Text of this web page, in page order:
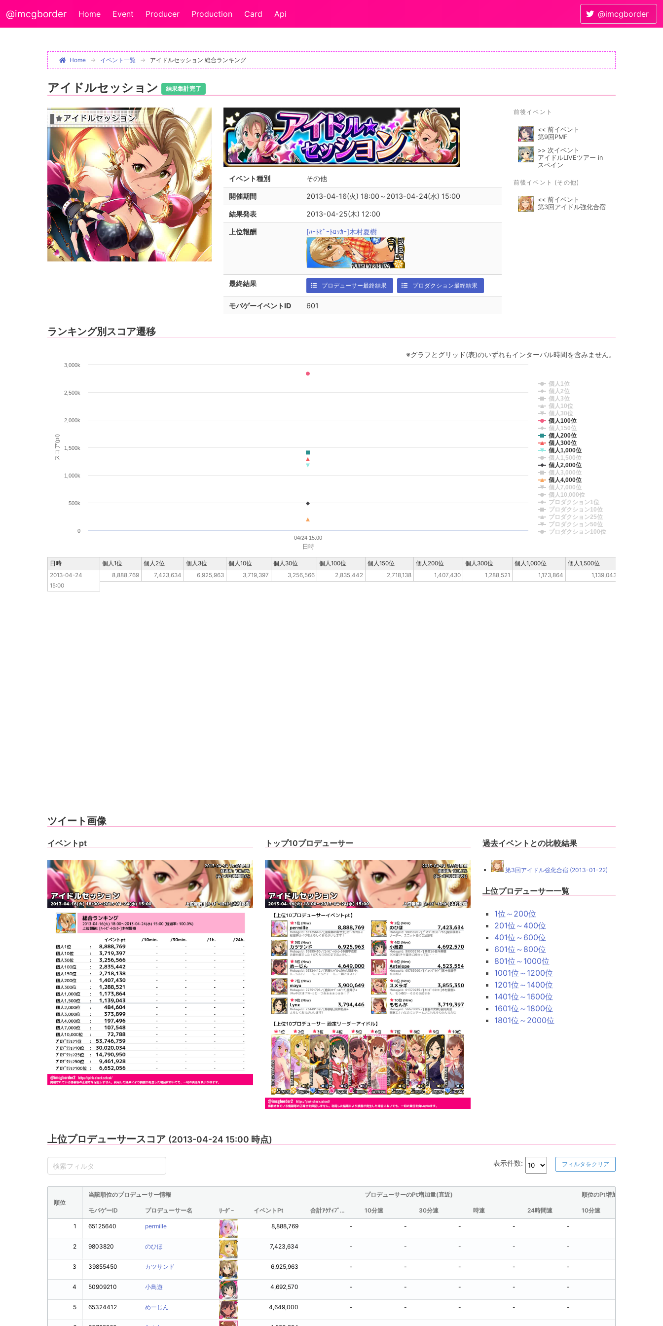
@imcgborder Home Event Producer Production Card Api @imcgborder
Home イベント一覧 アイドルセッション 総合ランキング
アイドルセッション 結果集計完了
イベント種別 その他
開催期間 2013-04-16(火) 18:00～2013-04-24(水) 15:00
結果発表 2013-04-25(木) 12:00
上位報酬 [ﾊｰﾄﾋﾞｰﾄﾛｯｶｰ]木村夏樹
最終結果 プロデューサー最終結果 プロダクション最終結果
モバゲーイベントID 601
前後イベント
<< 前イベント
第9回PMF
>> 次イベント
アイドルLIVEツアー in
スペイン
前後イベント (その他)
<< 前イベント
第3回アイドル強化合宿
ランキング別スコア遷移
※グラフとグリッド(表)のいずれもインターバル時間を含みません。
日時
スコア(pt)
個人1位
個人2位
個人3位
個人10位
個人30位
個人100位
個人150位
個人200位
個人300位
個人1,000位
個人1,500位
個人2,000位
個人3,000位
個人4,000位
個人7,000位
個人10,000位
プロダクション1位
プロダクション10位
プロダクション25位
プロダクション50位
プロダクション100位
04/24 15:00
0
500k
1,000k
1,500k
2,000k
2,500k
3,000k
2013-04-24 15:00 8,888,769 7,423,634 6,925,963 3,719,397 3,256,566 2,835,442 2,718,138 1,407,430 1,288,521 1,173,864 1,139,043
日時 個人1位 個人2位 個人3位 個人10位 個人30位 個人100位 個人150位 個人200位 個人300位 個人1,000位 個人1,500位
2013-04-24
15:00
日時
ツイート画像
イベントpt トップ10プロデューサー 過去イベントとの比較結果
第3回アイドル強化合宿 (2013-01-22)
上位プロデューサー一覧
1位～200位
201位～400位
401位～600位
601位～800位
801位～1000位
1001位～1200位
1201位～1400位
1401位～1600位
1601位～1800位
1801位～2000位
上位プロデューサースコア (2013-04-24 15:00 時点)
表示件数: フィルタをクリア
順位
当該順位のプロデューサー情報 プロデューサーのPt増加量(直近) 順位のPt増加量(直近)
モバゲーID プロデューサー名 ﾘｰﾀﾞｰ イベントPt 合計ｱｸﾃｨﾌﾞ時間(分/観測されたものからの推定値) 10分速 30分速 時速 24時間速 10分速
1
2
3
4
5
65125640 permille 8,888,769 - - - - -
9803820 のひほ 7,423,634 - - - - -
39855450 カツサンド 6,925,963 - - - - -
50909210 小鳥遊 4,692,570 - - - - -
65324412 めーじん 4,649,000 - - - - -